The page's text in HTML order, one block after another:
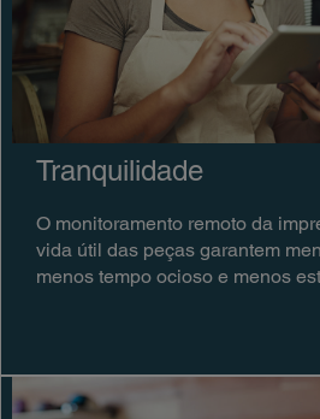
Tranquilidade
O monitoramento remoto da
vida útil das peças garantem
menos tempo ocioso e menos